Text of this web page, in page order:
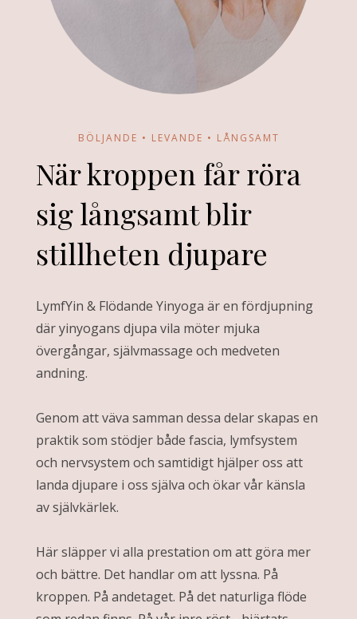
BÖLJANDE • LEVANDE • LÅNGSAMT
När kroppen får röra
sig långsamt blir
stillheten djupare
LymfYin & Flödande Yinyoga är en fördjupning
där yinyogans djupa vila möter mjuka
övergångar, självmassage och medveten
andning.
Genom att väva samman dessa delar skapas en
praktik som stödjer både fascia, lymfsystem
och nervsystem och samtidigt hjälper oss att
landa djupare i oss själva och ökar vår känsla
av självkärlek.
Här släpper vi alla prestation om att göra mer
och bättre. Det handlar om att lyssna. På
kroppen. På andetaget. På det naturliga flöde